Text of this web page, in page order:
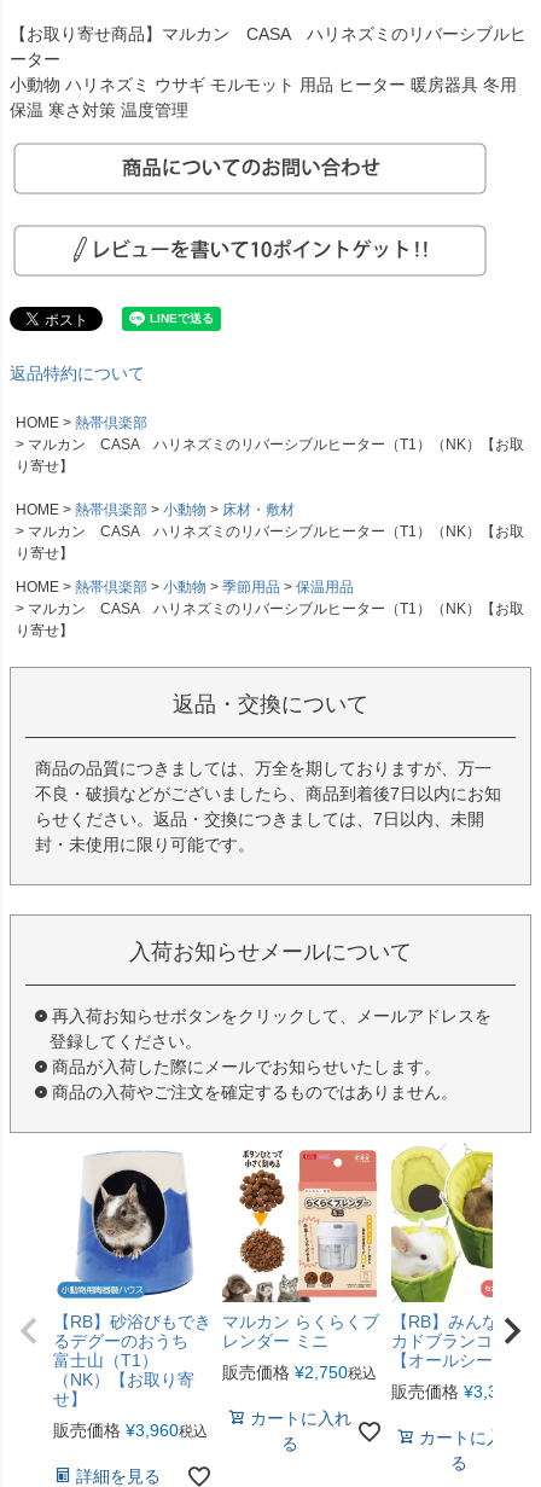
【お取り寄せ商品】マルカン CASA ハリネズミのリバーシブルヒ
ーター
小動物 ハリネズミ ウサギ モルモット 用品 ヒーター 暖房器具 冬用
保温 寒さ対策 温度管理
返品特約について
HOME
熱帯倶楽部
マルカン CASA ハリネズミのリバーシブルヒーター（T1）（NK）【お取
り寄せ】
HOME 熱帯倶楽部 小動物
床材・敷材
マルカン CASA ハリネズミのリバーシブルヒーター（T1）（NK）【お取
り寄せ】
HOME
熱帯倶楽部 小動物 季節用品
保温用品
マルカン CASA ハリネズミのリバーシブルヒーター（T1）（NK）【お取
り寄せ】
返品・交換について
商品の品質につきましては、万全を期しておりますが、万一
不良・破損などがございましたら、商品到着後7日以内にお知
らせください。返品・交換につきましては、7日以内、未開
封・未使用に限り可能です。
入荷お知らせメールについて
再入荷お知らせボタンをクリックして、メールアドレスを
登録してください。
商品が入荷した際にメールでお知らせいたします。
商品の入荷やご注文を確定するものではありません。
【RB】砂浴びもでき
るデグーのおうち
富士山（T1）
（NK）【お取り寄
せ】
販売価格 ¥3,960税込
詳細を見る
マルカン らくらくブ
レンダー ミニ
販売価格 ¥2,750税込
カートに入れ
る
【RB】みんなのア
カドブランコ（F2
【オールシーズン
販売価格 ¥3,300
カートに入れ
る